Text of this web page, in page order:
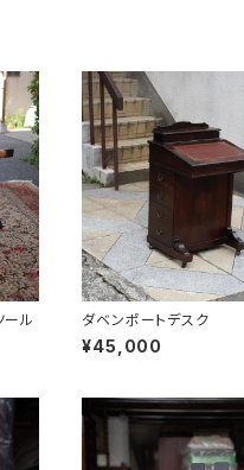
ル ダベンポートデスク
¥45,000